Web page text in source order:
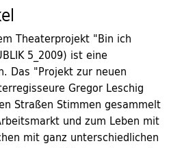
Theaterprojekt "Bin ich
5_2009) ist eine
Das "Projekt zur neuen
Gregor Leschig
Straßen Stimmen gesammelt
und zum Leben mit
mit ganz unterschiedlichen